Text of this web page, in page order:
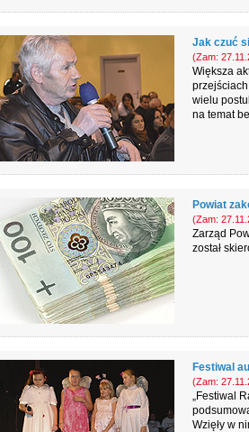
Jak czuć
(Zam:
Większa
wielu
na temat
Powiat
(Zam:
Zarząd
został
Festiwal
(Zam:
„Festiwal
Wzięły w